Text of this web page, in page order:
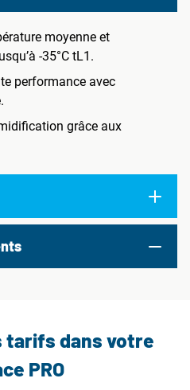
moyenne et
-35°C tL1.
performance avec
grâce aux
tarifs dans votre
PRO